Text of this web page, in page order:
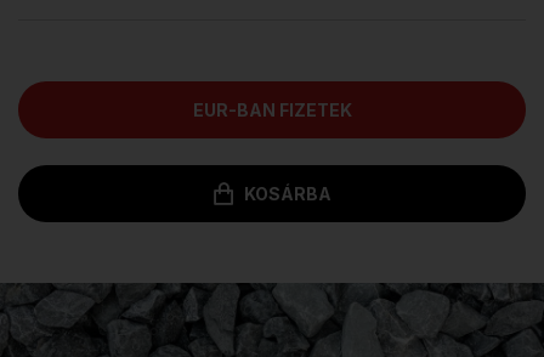
EUR-BAN FIZETEK
KOSÁRBA